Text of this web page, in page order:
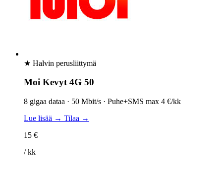
★ Halvin perusliittymä
Moi Kevyt 4G 50
8 gigaa dataa · 50 Mbit/s · Puhe+SMS max 4 €/kk
Lue lisää → Tilaa →
15 €
/ kk